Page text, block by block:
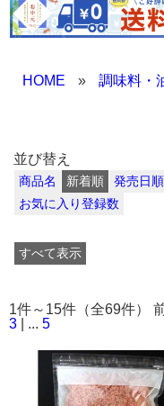
HOME » 調味料・
並び替え
商品名 新着順 発売日順
お気に入り登録数
すべて表示
1件～15件（全69件）
3 | ... 5